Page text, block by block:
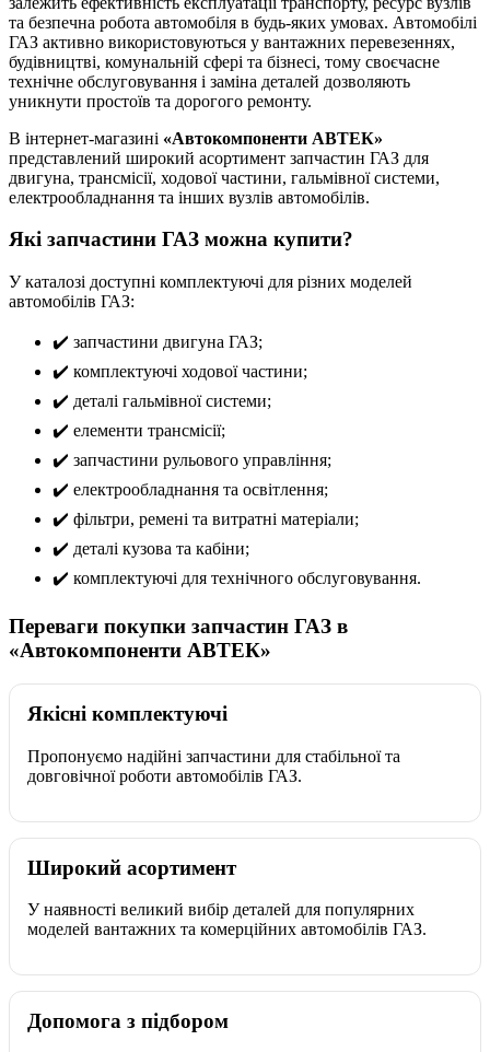
та безпечна робота автомобіля в будь-яких умовах. Автомобілі
ГАЗ активно використовуються у вантажних перевезеннях,
будівництві, комунальній сфері та бізнесі, тому своєчасне
технічне обслуговування і заміна деталей дозволяють
уникнути простоїв та дорогого ремонту.
В інтернет-магазині «Автокомпоненти АВТЕК»
представлений широкий асортимент запчастин ГАЗ для
двигуна, трансмісії, ходової частини, гальмівної системи,
електрообладнання та інших вузлів автомобілів.
Які запчастини ГАЗ можна купити?
У каталозі доступні комплектуючі для різних моделей
автомобілів ГАЗ:
✔️ запчастини двигуна ГАЗ;
✔️ комплектуючі ходової частини;
✔️ деталі гальмівної системи;
✔️ елементи трансмісії;
✔️ запчастини рульового управління;
✔️ електрообладнання та освітлення;
✔️ фільтри, ремені та витратні матеріали;
✔️ деталі кузова та кабіни;
✔️ комплектуючі для технічного обслуговування.
Переваги покупки запчастин ГАЗ в
«Автокомпоненти АВТЕК»
Якісні комплектуючі
Пропонуємо надійні запчастини для стабільної та
довговічної роботи автомобілів ГАЗ.
Широкий асортимент
У наявності великий вибір деталей для популярних
моделей вантажних та комерційних автомобілів ГАЗ.
Допомога з підбором